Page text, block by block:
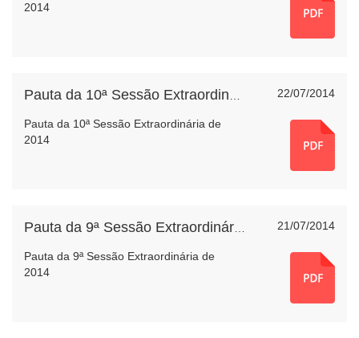
2014
22/07/2014
Pauta da 10ª Sessão Extraordinária de
2014
21/07/2014
Pauta da 9ª Sessão Extraordinária de
2014